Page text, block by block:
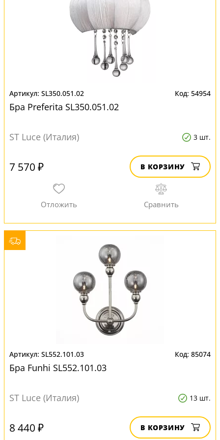
SL350.051.02 54954
Бра Preferita SL350.051.02
ST Luce (Италия) 3 шт.
7 570 ₽ В КОРЗИНУ
SL552.101.03 85074
Бра Funhi SL552.101.03
ST Luce (Италия) 13 шт.
8 440 ₽ В КОРЗИНУ